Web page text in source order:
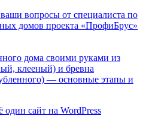
вопросы от специалиста по
домов проекта «ПрофиБрус»
дома своими руками из
клееный) и бревна
— основные этапы и
один сайт на WordPress